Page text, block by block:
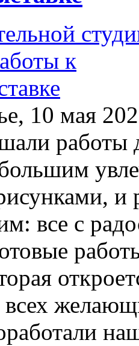
10 мая
работы
и
все с